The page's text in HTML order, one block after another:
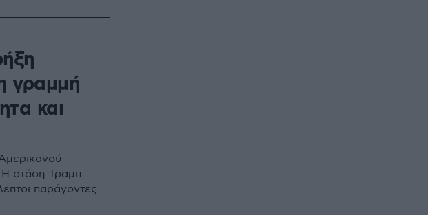
γραμμή
και
στάση Τραμπ
παράγοντες